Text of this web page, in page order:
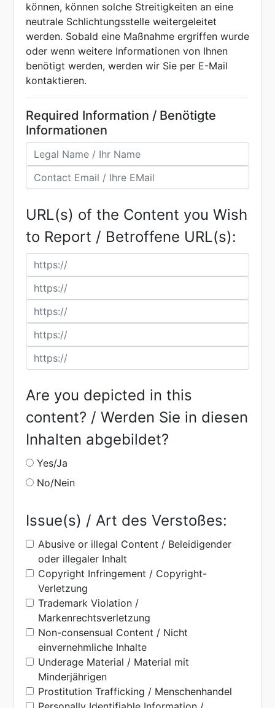
können, können solche Streitigkeiten an eine
neutrale Schlichtungsstelle weitergeleitet
werden. Sobald eine Maßnahme ergriffen wurde
oder wenn weitere Informationen von Ihnen
benötigt werden, werden wir Sie per E-Mail
kontaktieren.
Required Information / Benötigte
Informationen
URL(s) of the Content you Wish
to Report / Betroffene URL(s):
Are you depicted in this
content? / Werden Sie in diesen
Inhalten abgebildet?
Yes/Ja
No/Nein
Issue(s) / Art des Verstoßes:
Abusive or illegal Content / Beleidigender
oder illegaler Inhalt
Copyright Infringement / Copyright-
Verletzung
Trademark Violation /
Markenrechtsverletzung
Non-consensual Content / Nicht
einvernehmliche Inhalte
Underage Material / Material mit
Minderjährigen
Prostitution Trafficking / Menschenhandel